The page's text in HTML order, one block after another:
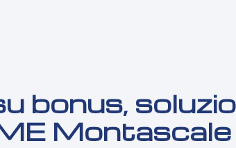
bonus,
Montascale